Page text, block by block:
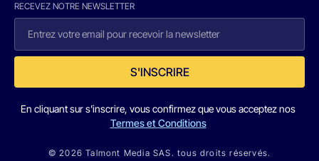
RECEVEZ NOTRE NEWSLETTER
S'INSCRIRE
En cliquant sur s'inscrire, vous confirmez que vous acceptez nos
Termes et Conditions
© 2026 Talmont Media SAS. tous droits réservés.